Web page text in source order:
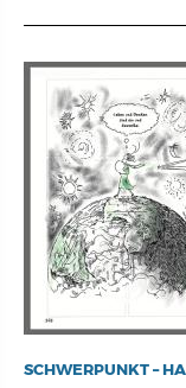
SCHWERPUNKT –